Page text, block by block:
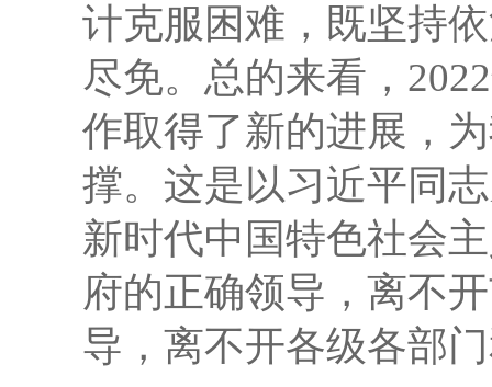
计克服困难，既坚持
尽免。 总的来看， 202
作取得了新的进展，
撑。这是以习近平同
新时代中国特色社会
府的正确领导，离不
导，离不开各级各部